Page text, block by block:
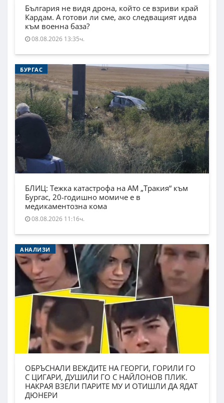
България не видя дрона, който се взриви край
Кардам. А готови ли сме, ако следващият идва
към военна база?
08.08.2026 13:35ч.
БУРГАС
БЛИЦ: Тежка катастрофа на АМ „Тракия“ към
Бургас, 20-годишно момиче е в
медикаментозна кома
08.08.2026 11:16ч.
АНАЛИЗИ
ОБРЪСНАЛИ ВЕЖДИТЕ НА ГЕОРГИ, ГОРИЛИ ГО
С ЦИГАРИ, ДУШИЛИ ГО С НАЙЛОНОВ ПЛИК.
НАКРАЯ ВЗЕЛИ ПАРИТЕ МУ И ОТИШЛИ ДА ЯДАТ
ДЮНЕРИ